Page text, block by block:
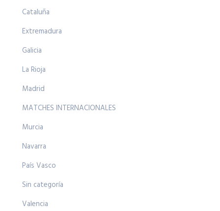
Cataluña
Extremadura
Galicia
La Rioja
Madrid
MATCHES INTERNACIONALES
Murcia
Navarra
País Vasco
Sin categoría
Valencia